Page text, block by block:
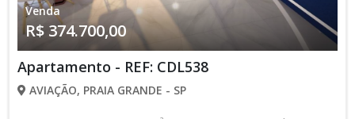
Venda
R$ 374.700,00
Apartamento - REF: CDL538
AVIAÇÃO, PRAIA GRANDE - SP